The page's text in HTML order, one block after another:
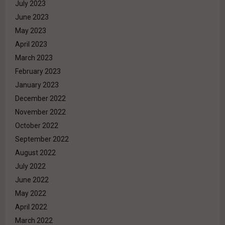
July 2023
June 2023
May 2023
April 2023
March 2023
February 2023
January 2023
December 2022
November 2022
October 2022
September 2022
August 2022
July 2022
June 2022
May 2022
April 2022
March 2022